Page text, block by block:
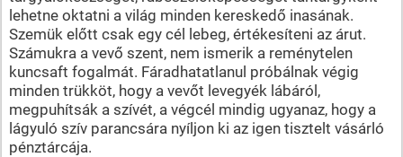
lehetne oktatni a világ minden kereskedő inasának.
Szemük előtt csak egy cél lebeg, értékesíteni az árut.
Számukra a vevő szent, nem ismerik a reménytelen
kuncsaft fogalmát. Fáradhatatlanul próbálnak végig
minden trükköt, hogy a vevőt levegyék lábáról,
megpuhítsák a szívét, a végcél mindig ugyanaz, hogy a
lágyuló szív parancsára nyíljon ki az igen tisztelt vásárló
pénztárcája.